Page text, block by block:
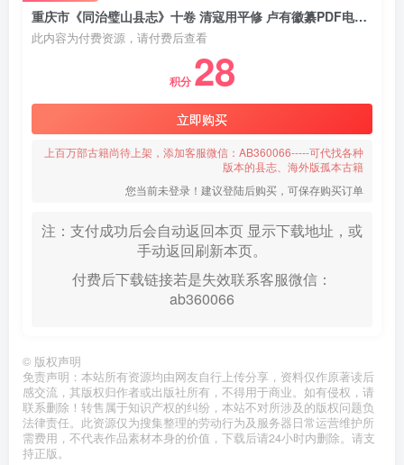
重庆市《同治璧山县志》十卷 清寇用平修 卢有徽纂PDF电子版地方志下载
此内容为付费资源，请付费后查看
积分 28
立即购买
上百万部古籍尚待上架，添加客服微信：AB360066-----可代找各种
版本的县志、海外版孤本古籍
您当前未登录！建议登陆后购买，可保存购买订单
注：支付成功后会自动返回本页 显示下载地址，或
手动返回刷新本页。
付费后下载链接若是失效联系客服微信：
ab360066
© 版权声明
免责声明：本站所有资源均由网友自行上传分享，资料仅作原著读后
感交流，其版权归作者或出版社所有，不得用于商业。如有侵权，请
联系删除！转售属于知识产权的纠纷，本站不对所涉及的版权问题负
法律责任。此资源仅为搜集整理的劳动行为及服务器日常运营维护所
需费用，不代表作品素材本身的价值，下载后请24小时内删除。请支
持正版。